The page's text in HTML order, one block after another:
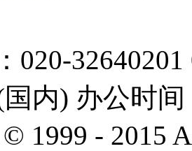
020-
国内) 办公时
1999 - 2015